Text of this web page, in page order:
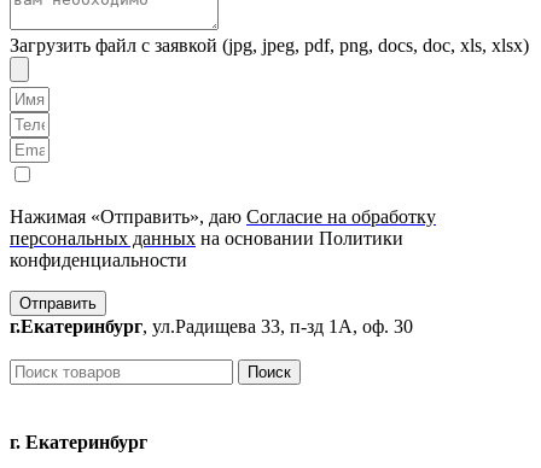
Загрузить файл с заявкой (jpg, jpeg, pdf, png, docs, doc, xls, xlsx)
Нажимая «Отправить», даю Согласие на обработку
персональных данных на основании Политики
конфиденциальности
Отправить
г.Екатеринбург, ул.Радищева 33, п-зд 1А, оф. 30
Поиск
г. Екатеринбург